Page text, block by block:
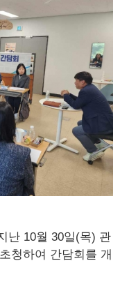
난 10월 30일(목) 관
청하여 간담회를 개